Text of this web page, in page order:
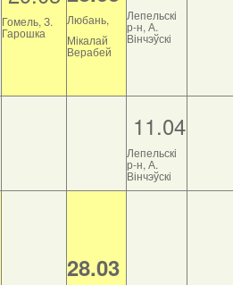
Гомель, З.
Гарошка
Любань,
Мікалай
Верабей
Лепельскі
р-н, А.
Вінчэўскі
11.04
Лепельскі
р-н, А.
Вінчэўскі
28.03